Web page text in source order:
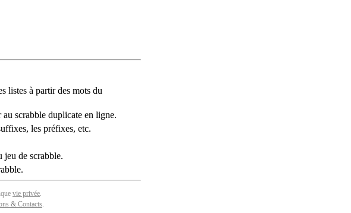
listes à partir des mots du
au scrabble duplicate en ligne.
les préfixes, etc.
jeu de scrabble.
vie privée.
& Contacts.